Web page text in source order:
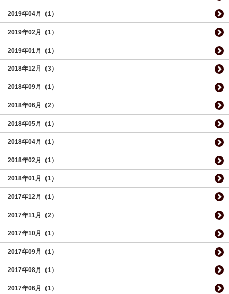
2019年04月（1）
2019年02月（1）
2019年01月（1）
2018年12月（3）
2018年09月（1）
2018年06月（2）
2018年05月（1）
2018年04月（1）
2018年02月（1）
2018年01月（1）
2017年12月（1）
2017年11月（2）
2017年10月（1）
2017年09月（1）
2017年08月（1）
2017年06月（1）